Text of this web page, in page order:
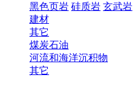
黑色页岩 硅质岩 玄武岩
建材
其它
煤炭石油
河流和海洋沉积物
其它